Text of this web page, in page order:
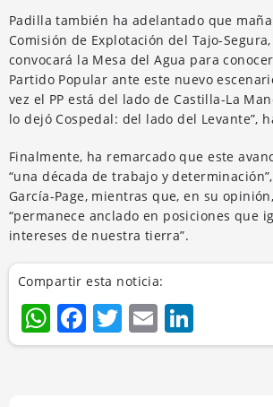
Padilla también ha adelantado que
Comisión de Explotación del Tajo-
convocará la Mesa del Agua para
Partido Popular ante este nuevo
vez el PP está del lado de Castilla-La
lo dejó Cospedal: del lado del Levante”,
Finalmente, ha remarcado que este
“una década de trabajo y
García-Page, mientras que, en su
“permanece anclado en posiciones que
intereses de nuestra tierra”.
Compartir esta noticia:
WhatsApp
Facebook
Twitter
Email